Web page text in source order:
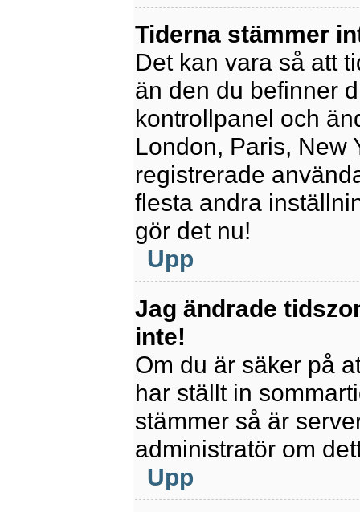
Tiderna stämmer
Det kan vara så att
än den du befinner
kontrollpanel och
London, Paris, New
registrerade
flesta andra
gör det nu!
Upp
Jag ändrade
inte!
Om du är säker på
har ställt in
stämmer så är
administratör om
Upp